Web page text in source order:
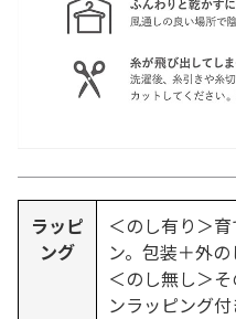
ラッピ
ング
＜のし有り＞
ン。包装＋外の
＜のし無し＞
ンラッピング付